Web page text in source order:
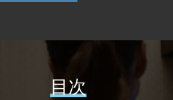
目次